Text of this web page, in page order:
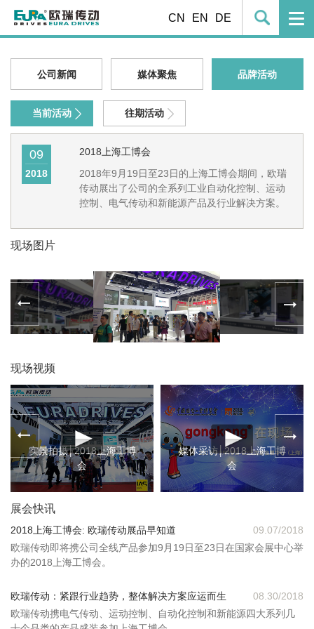
CN EN DE
公司新闻 媒体聚焦 品牌活动
当前活动 往期活动
09
2018
2018上海工博会
2018年9月19日至23日的上海工博会期间，欧瑞
传动展出了公司的全系列工业自动化控制、运动
控制、电气传动和新能源产品及行业解决方案。
现场图片
现场视频
实景拍摄│2018上海工博
会
媒体采访│2018上海工博
会
展会快讯
2018上海工博会: 欧瑞传动展品早知道
09.07/2018
欧瑞传动即将携公司全线产品参加9月19日至23日在国家会展中心举
办的2018上海工博会。
欧瑞传动：紧跟行业趋势，整体解决方案应运而生
08.30/2018
欧瑞传动携电气传动、运动控制、自动化控制和新能源四大系列几